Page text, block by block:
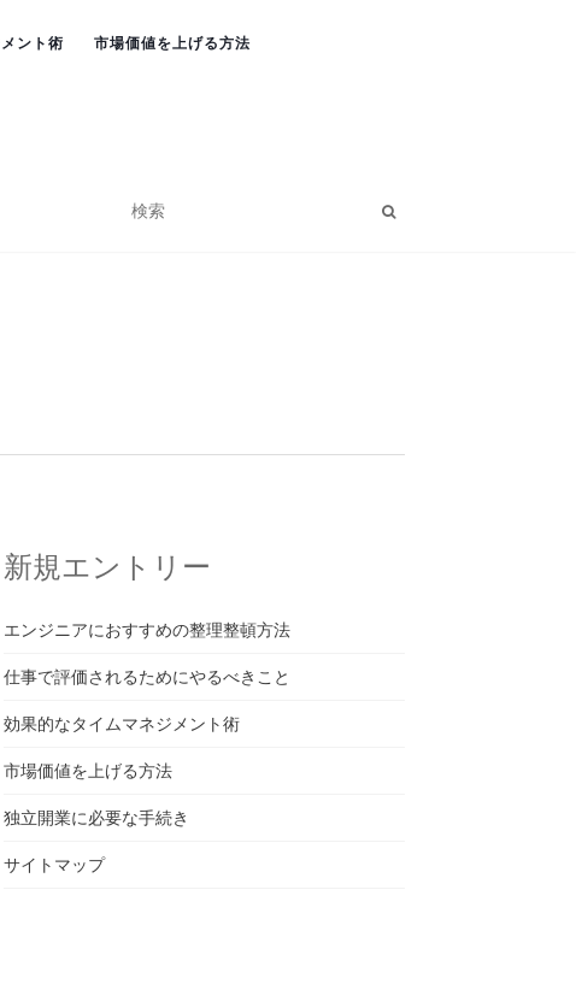
ント術 市場価値を上げる方法
新規エントリー
エンジニアにおすすめの整理整頓方法
仕事で評価されるためにやるべきこと
効果的なタイムマネジメント術
市場価値を上げる方法
独立開業に必要な手続き
サイトマップ